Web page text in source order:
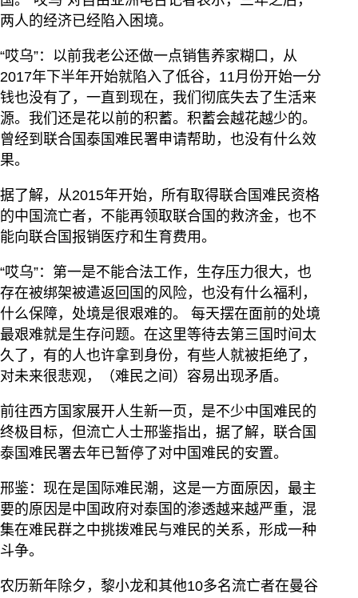
两人的经济已经陷入困境。
“哎乌”：以前我老公还做一点销售养家糊口，从
2017年下半年开始就陷入了低谷，11月份开始一分
钱也没有了，一直到现在，我们彻底失去了生活来
源。我们还是花以前的积蓄。积蓄会越花越少的。
曾经到联合国泰国难民署申请帮助，也没有什么效
果。
据了解，从2015年开始，所有取得联合国难民资格
的中国流亡者，不能再领取联合国的救济金，也不
能向联合国报销医疗和生育费用。
“哎乌”：第一是不能合法工作，生存压力很大，也
存在被绑架被遣返回国的风险，也没有什么福利，
什么保障，处境是很艰难的。 每天摆在面前的处境
最艰难就是生存问题。在这里等待去第三国时间太
久了，有的人也许拿到身份，有些人就被拒绝了，
对未来很悲观，（难民之间）容易出现矛盾。
前往西方国家展开人生新一页，是不少中国难民的
终极目标，但流亡人士邢鉴指出，据了解，联合国
泰国难民署去年已暂停了对中国难民的安置。
邢鉴：现在是国际难民潮，这是一方面原因，最主
要的原因是中国政府对泰国的渗透越来越严重，混
集在难民群之中挑拨难民与难民的关系，形成一种
斗争。
农历新年除夕，黎小龙和其他10多名流亡者在曼谷